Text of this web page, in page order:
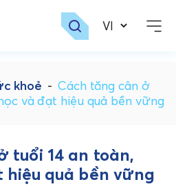
khoẻ - Cách tăng cân ở
và đạt hiệu quả bền vững
tuổi 14 an toàn,
hiệu quả bền vững